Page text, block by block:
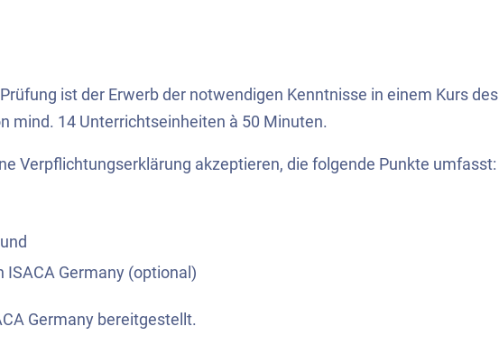
ist der Erwerb der notwendigen Kenntnisse in einem Kurs des
mind. 14 Unterrichtseinheiten à 50 Minuten.
Verpflichtungserklärung akzeptieren, die folgende Punkte umfasst:
Germany (optional)
Germany bereitgestellt.